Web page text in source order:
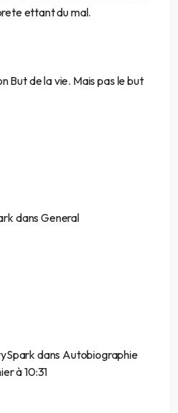
ettant du mal.
But de la vie. Mais pas le but
dans General
dans Autobiographie
à 10:31